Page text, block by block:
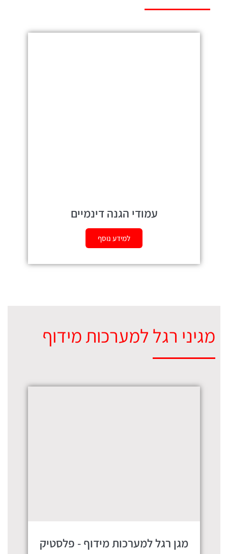
עמודי הגנה דינמיים
למידע נוסף
מגיני רגל למערכות מידוף
מגן רגל למערכות מידוף - פלסטיק